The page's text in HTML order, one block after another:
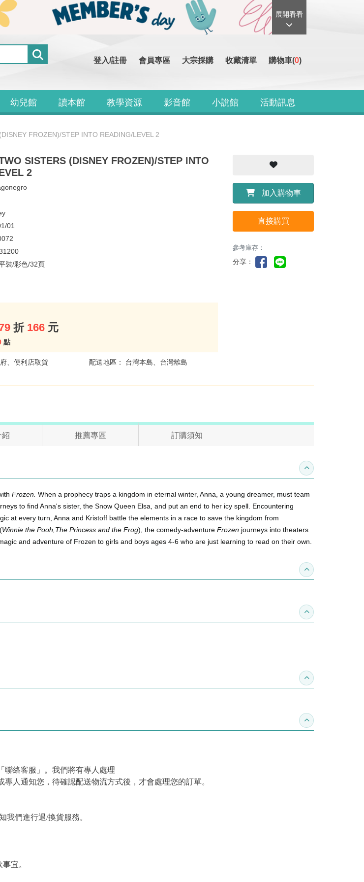
展開看看
登入/註冊 會員專區 大宗採購 收藏清單 購物車(0)
幼兒館 讀本館 教學資源 影音館 小說館 活動訊息
FROZEN)/STEP INTO READING/LEVEL 2
SISTERS (DISNEY FROZEN)/STEP INTO
2
01
裝/彩色/32頁
折 166 元
點
、便利店取貨 配送地區： 台灣本島、台灣離島
加入購物車
直接購買
參考庫存：
分享：
紹 推薦專區 訂購須知
收合內容簡介
Frozen. When a prophecy traps a kingdom in eternal winter, Anna, a young dreamer, must team
to find Anna's sister, the Snow Queen Elsa, and put an end to her icy spell. Encountering
at every turn, Anna and Kristoff battle the elements in a race to save the kingdom from
Winnie the Pooh,The Princess and the Frog), the comedy-adventure Frozen journeys into theaters
and adventure of Frozen to girls and boys ages 4-6 who are just learning to read on their own.
收合得獎紀錄
收合作家介紹
收合推薦專區
收合訂購須知
聯絡客服」。我們將有專人處理
人通知您，待確認配送物流方式後，才會處理您的訂單。
們進行退/換貨服務。
宜。